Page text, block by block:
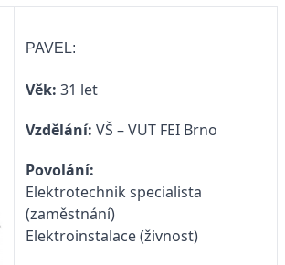
PAVEL:
Věk: 31 let
Vzdělání: VŠ – VUT FEI Brno
Povolání:
Elektrotechnik specialista
(zaměstnání)
Elektroinstalace (živnost)